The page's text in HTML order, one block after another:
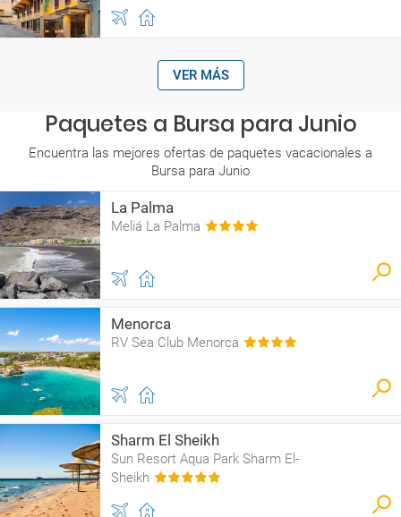
VER MÁS
Paquetes a Bursa para Junio
Encuentra las mejores ofertas de paquetes vacacionales a
Bursa para Junio
La Palma
Meliá La Palma
Menorca
RV Sea Club Menorca
Sharm El Sheikh
Sun Resort Aqua Park Sharm El-
Sheikh